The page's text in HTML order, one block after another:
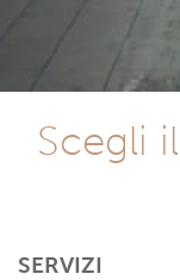
Scegli
SERVIZI